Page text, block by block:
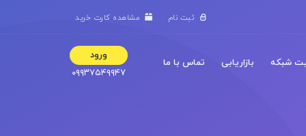
ثبت نام مشاهده کارت خرید
شبکه بازاریابی تماس با ما
ورود
۰۹۹۳۷۵۴۹۹۴۷